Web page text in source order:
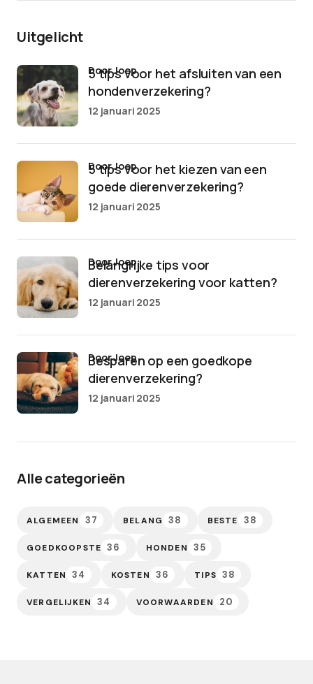
Uitgelicht
5 tips voor het afsluiten van een
hondenverzekering?
door Joep
12 januari 2025
5 tips voor het kiezen van een
goede dierenverzekering?
door Joep
12 januari 2025
Belangrijke tips voor
dierenverzekering voor katten?
door Joep
12 januari 2025
Besparen op een goedkope
dierenverzekering?
door Joep
12 januari 2025
Alle categorieën
ALGEMEEN 37 BELANG 38 BESTE 38
GOEDKOOPSTE 36 HONDEN 35
KATTEN 34 KOSTEN 36 TIPS 38
VERGELIJKEN 34 VOORWAARDEN 20